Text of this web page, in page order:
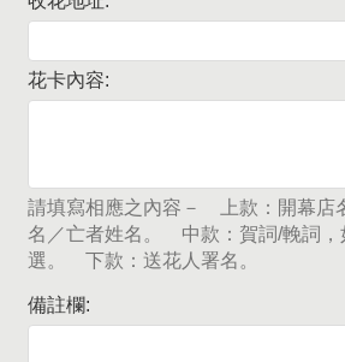
花卡內容:
請填寫相應之內容－ 上款：開幕店
名／亡者姓名。 中款：賀詞/輓詞，
選。 下款：送花人署名。
備註欄: